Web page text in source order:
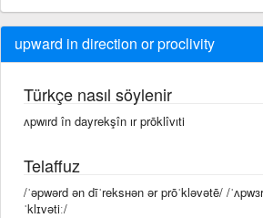
upward in direction or proclivity
Türkçe nasıl söylenir
ʌpwırd în dayrekşîn ır prōklîvıti
Telaffuz
/ˈəpwərd ən dīˈreksʜən ər prōˈkləvətē/ /
ˈklɪvətiː/